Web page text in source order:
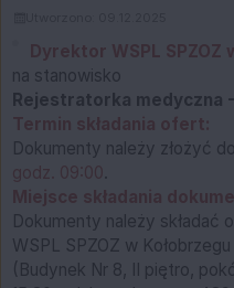
na stanowisko
Rejestratorka medyczna
Dokumenty należy złożyć
Dokumenty należy składać
WSPL SPZOZ w Kołobrzegu
(Budynek Nr 8, II piętro,